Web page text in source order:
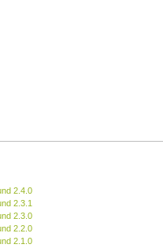
2.4.0
2.3.1
2.3.0
2.2.0
2.1.0